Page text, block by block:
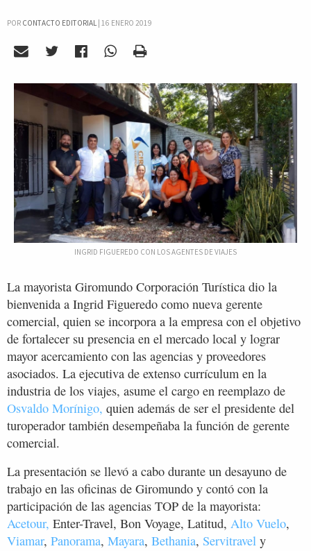
POR CONTACTO EDITORIAL| 16 ENERO 2019
INGRID FIGUEREDO CON LOS AGENTES DE VIAJES
La mayorista Giromundo Corporación Turística dio la
bienvenida a Ingrid Figueredo como nueva gerente
comercial, quien se incorpora a la empresa con el objetivo
de fortalecer su presencia en el mercado local y lograr
mayor acercamiento con las agencias y proveedores
asociados. La ejecutiva de extenso currículum en la
industria de los viajes, asume el cargo en reemplazo de
Osvaldo Morínigo, quien además de ser el presidente del
turoperador también desempeñaba la función de gerente
comercial.
La presentación se llevó a cabo durante un desayuno de
trabajo en las oficinas de Giromundo y contó con la
participación de las agencias TOP de la mayorista:
Acetour, Enter-Travel, Bon Voyage, Latitud, Alto Vuelo,
Viamar, Panorama, Mayara, Bethania, Servitravel y